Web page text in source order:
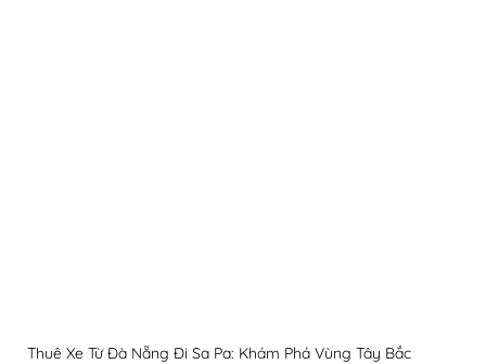
Thuê Xe Từ Đà Nẵng Đi Sa Pa: Khám Phá Vùng Tây Bắc